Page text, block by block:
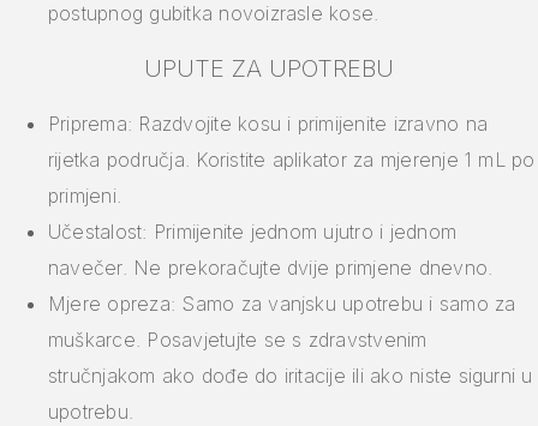
postupnog gubitka novoizrasle kose.
UPUTE ZA UPOTREBU
Priprema: Razdvojite kosu i primijenite izravno na
rijetka područja. Koristite aplikator za mjerenje 1 mL po
primjeni.
Učestalost: Primijenite jednom ujutro i jednom
navečer. Ne prekoračujte dvije primjene dnevno.
Mjere opreza: Samo za vanjsku upotrebu i samo za
muškarce. Posavjetujte se s zdravstvenim
stručnjakom ako dođe do iritacije ili ako niste sigurni u
upotrebu.